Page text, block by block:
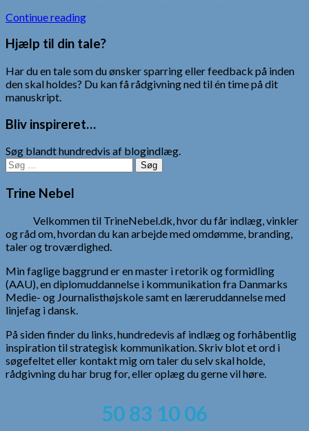
Continue reading
Hjælp til din tale?
Har du en tale som du ønsker sparring eller feedback på inden
den skal holdes? Du kan få rådgivning ned til én time på dit
manuskript.
Bliv inspireret…
Søg blandt hundredvis af blogindlæg.
Søg
efter:
Trine Nebel
Velkommen til TrineNebel.dk, hvor du får indlæg, vinkler
og råd om, hvordan du kan arbejde med omdømme, branding,
taler og troværdighed.
Min faglige baggrund er en master i retorik og formidling
(AAU), en diplomuddannelse i kommunikation fra Danmarks
Medie- og Journalisthøjskole samt en læreruddannelse med
linjefag i dansk.
På siden finder du links, hundredevis af indlæg og forhåbentlig
inspiration til strategisk kommunikation. Skriv blot et ord i
søgefeltet eller kontakt mig om taler du selv skal holde,
rådgivning du har brug for, eller oplæg du gerne vil høre.
50 83 10 06